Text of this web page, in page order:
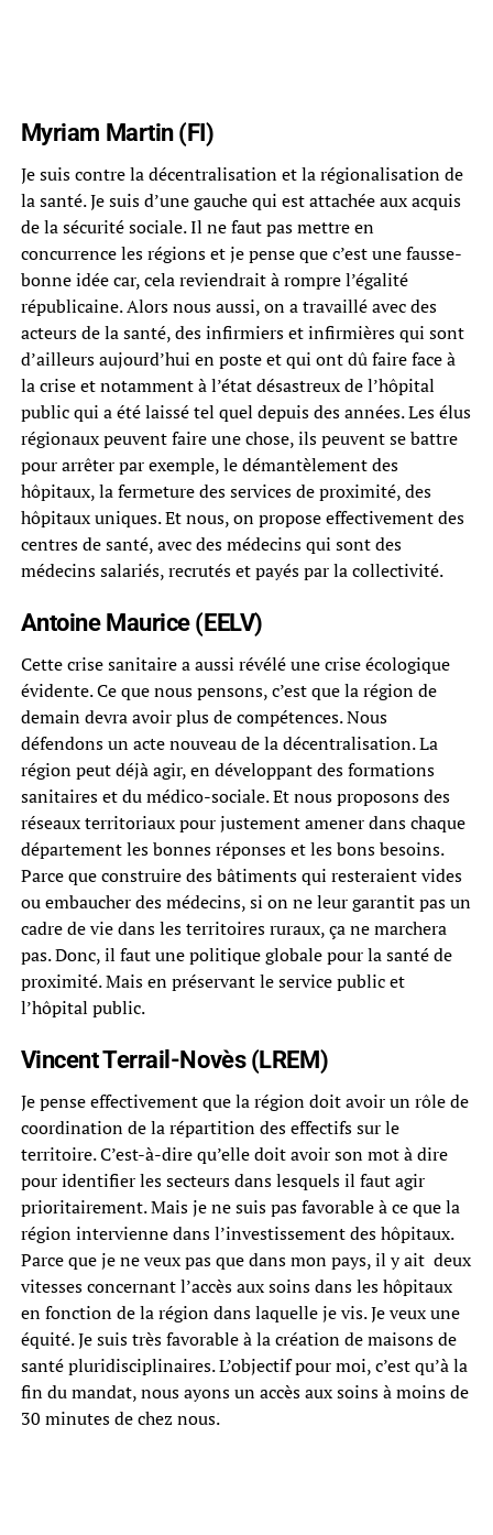
Myriam Martin (FI)
Je suis contre la décentralisation et la régionalisation de
la santé. Je suis d’une gauche qui est attachée aux acquis
de la sécurité sociale. Il ne faut pas mettre en
concurrence les régions et je pense que c’est une fausse-
bonne idée car, cela reviendrait à rompre l’égalité
républicaine. Alors nous aussi, on a travaillé avec des
acteurs de la santé, des infirmiers et infirmières qui sont
d’ailleurs aujourd’hui en poste et qui ont dû faire face à
la crise et notamment à l’état désastreux de l’hôpital
public qui a été laissé tel quel depuis des années. Les élus
régionaux peuvent faire une chose, ils peuvent se battre
pour arrêter par exemple, le démantèlement des
hôpitaux, la fermeture des services de proximité, des
hôpitaux uniques. Et nous, on propose effectivement des
centres de santé, avec des médecins qui sont des
médecins salariés, recrutés et payés par la collectivité.
Antoine Maurice (EELV)
Cette crise sanitaire a aussi révélé une crise écologique
évidente. Ce que nous pensons, c’est que la région de
demain devra avoir plus de compétences. Nous
défendons un acte nouveau de la décentralisation. La
région peut déjà agir, en développant des formations
sanitaires et du médico-sociale. Et nous proposons des
réseaux territoriaux pour justement amener dans chaque
département les bonnes réponses et les bons besoins.
Parce que construire des bâtiments qui resteraient vides
ou embaucher des médecins, si on ne leur garantit pas un
cadre de vie dans les territoires ruraux, ça ne marchera
pas. Donc, il faut une politique globale pour la santé de
proximité. Mais en préservant le service public et
l’hôpital public.
Vincent Terrail-Novès (LREM)
Je pense effectivement que la région doit avoir un rôle de
coordination de la répartition des effectifs sur le
territoire. C’est-à-dire qu’elle doit avoir son mot à dire
pour identifier les secteurs dans lesquels il faut agir
prioritairement. Mais je ne suis pas favorable à ce que la
région intervienne dans l’investissement des hôpitaux.
Parce que je ne veux pas que dans mon pays, il y ait deux
vitesses concernant l’accès aux soins dans les hôpitaux
en fonction de la région dans laquelle je vis. Je veux une
équité. Je suis très favorable à la création de maisons de
santé pluridisciplinaires. L’objectif pour moi, c’est qu’à la
fin du mandat, nous ayons un accès aux soins à moins de
30 minutes de chez nous.